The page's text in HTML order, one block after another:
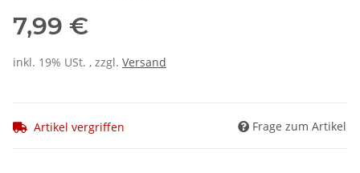
7,99 €
inkl. 19% USt. , zzgl. Versand
Artikel vergriffen Frage zum Artikel